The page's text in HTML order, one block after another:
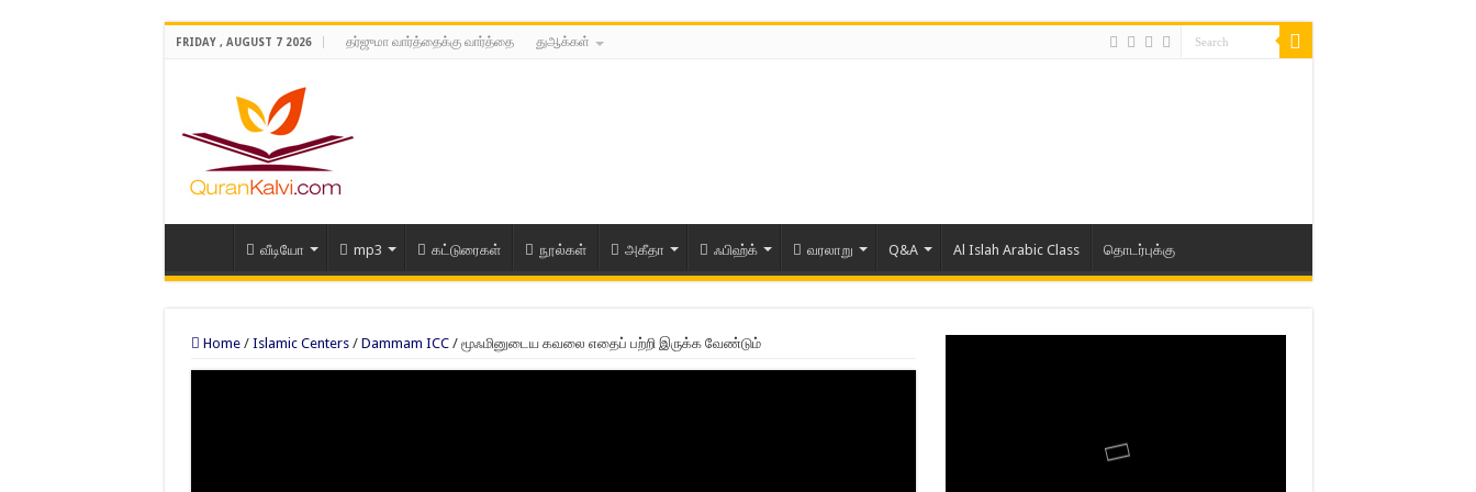
FRIDAY , AUGUST 7 2026 தர்ஜுமா வார்த்தைக்கு வார்த்தை துஆக்கள்
வீடியோ mp3 கட்டுரைகள் நூல்கள் அகீதா ஃபிஹ்க் வரலாறு Q&A Al Islah Arabic Class தொடர்புக்கு
Home / Islamic Centers / Dammam ICC / மூஃமினுடைய கவலை எதைப் பற்றி இருக்க வேண்டும்